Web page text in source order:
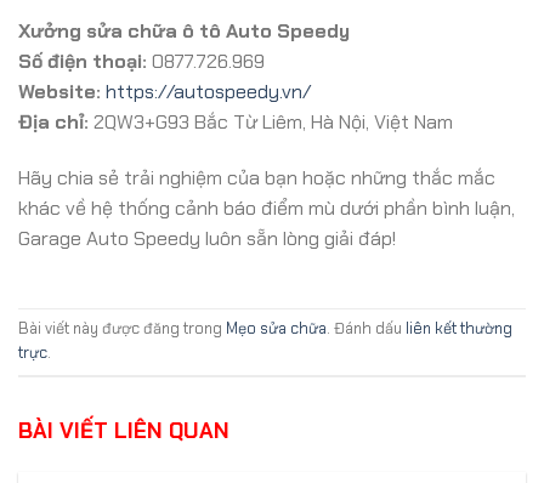
Xưởng sửa chữa ô tô Auto Speedy
Số điện thoại: 0877.726.969
Website: https://autospeedy.vn/
Địa chỉ: 2QW3+G93 Bắc Từ Liêm, Hà Nội, Việt Nam
Hãy chia sẻ trải nghiệm của bạn hoặc những thắc mắc
khác về hệ thống cảnh báo điểm mù dưới phần bình luận,
Garage Auto Speedy luôn sẵn lòng giải đáp!
Bài viết này được đăng trong Mẹo sửa chữa. Đánh dấu liên kết thường
trực.
BÀI VIẾT LIÊN QUAN